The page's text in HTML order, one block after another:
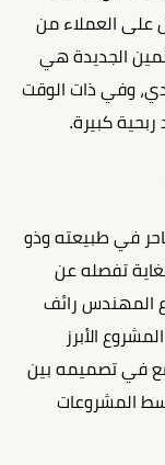
على العملاء من
الجديدة هي
وفي ذات الوقت
كبيرة.
في طبيعته وذو
تفصله عن
المهندس رائف
الأبرز
في تصميمه بين
المشروعات